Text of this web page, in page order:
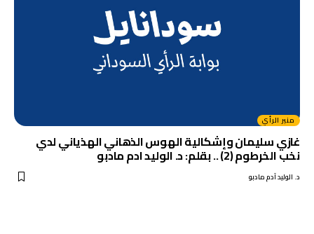
منبر الرأي
غازي سليمان وإشكالية الهوس الذهاني الهذياني لدي
نخب الخرطوم (2) .. بقلم: د. الوليد ادم مادبو
د. الوليد آدم مادبو